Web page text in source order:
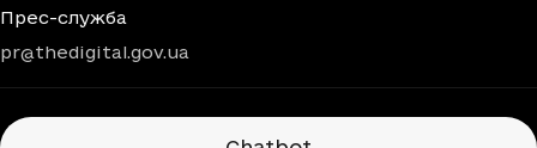
Прес-служба
pr@thedigital.gov.ua
Chatbots